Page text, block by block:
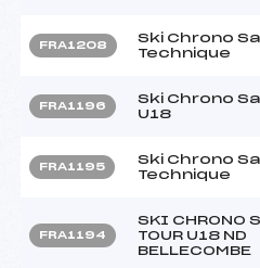
FRA1208
Ski Chrono
Technique
FRA1196
Ski Chrono
U18
FRA1195
Ski Chrono
Technique
FRA1194
SKI CHRONO
TOUR U18 ND
BELLECOMBE